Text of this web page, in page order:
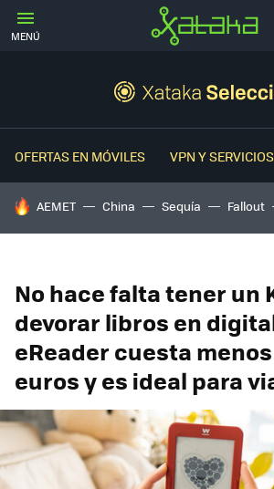
MENÚ
OFERTAS EN MÓVILES VPN Y
HOY SE HABLA DE
AEMET China Sequía Fallout
No hace falta tener un
devorar libros en
eReader cuesta
euros y es ideal para